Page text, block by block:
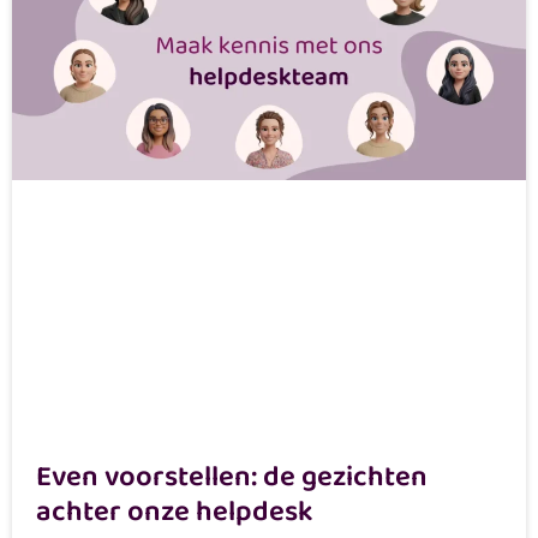
Even voorstellen: de gezichten
achter onze helpdesk